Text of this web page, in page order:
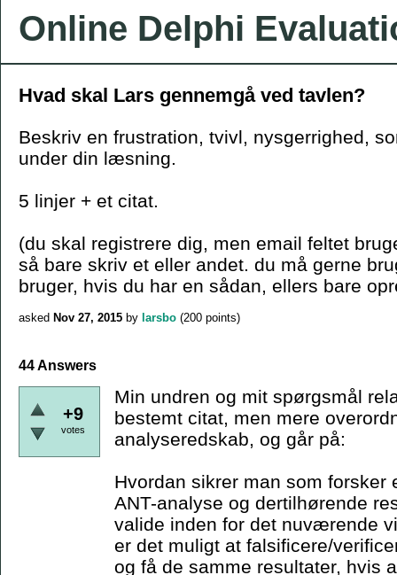
Online Delphi
Hvad skal Lars gennemgå ved tavlen?
Beskriv en frustration, tvivl, nysgerrighed,
under din læsning.
5 linjer + et citat.
(du skal registrere dig, men email feltet
så bare skriv et eller andet. du må gerne
bruger, hvis du har en sådan, ellers bare
asked Nov 27, 2015 by larsbo (200 points)
44 Answers
+9
votes
Min undren og mit spørgsmål
bestemt citat, men mere
analyseredskab, og går på:
Hvordan sikrer man som forsker
ANT-analyse og dertilhørende
valide inden for det nuværende
er det muligt at falsificere/
og få de samme resultater, hvis